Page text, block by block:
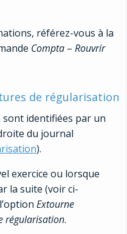
référez-vous à la
Compta – Rouvrir
de régularisation
identifiées par un
du journal
).
exercice ou lorsque
la suite (voir ci-
Extourne
régularisation.